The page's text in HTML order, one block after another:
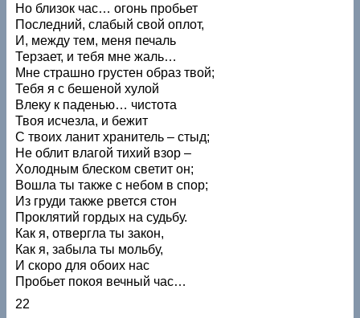
Но близок час… огонь пробьет
Последний, слабый свой оплот,
И, между тем, меня печаль
Терзает, и тебя мне жаль…
Мне страшно грустен образ твой;
Тебя я с бешеной хулой
Влеку к паденью… чистота
Твоя исчезла, и бежит
С твоих ланит хранитель – стыд;
Не облит влагой тихий взор –
Холодным блеском светит он;
Вошла ты также с небом в спор;
Из груди также рвется стон
Проклятий гордых на судьбу.
Как я, отвергла ты закон,
Как я, забыла ты мольбу,
И скоро для обоих нас
Пробьет покоя вечный час…
22